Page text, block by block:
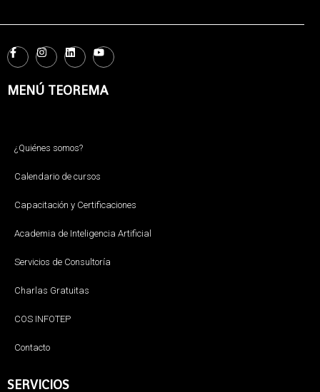
MENÚ TEOREMA
¿Quiénes somos?
Calendario de cursos
Capacitación y Certificaciones
Academia de Inteligencia Artificial
Servicios de Consultoría
Charlas Gratuitas
COS INFOTEP
Contacto
SERVICIOS